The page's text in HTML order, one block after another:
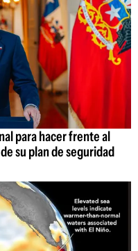
para hacer frente al
su plan de seguridad